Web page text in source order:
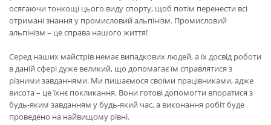
осягаючи тонкощі цього виду спорту, щоб потім перенести всі
отримані знання у промисловий альпінізм. Промисловий
альпінізм – це справа нашого життя!
Серед наших майстрів немає випадкових людей, а їх досвід роботи
в даній сфері дуже великий, що допомагає їм справлятися з
різними завданнями. Ми пишаємося своїми працівниками, адже
висота – це їхнє покликання. Вони готові допомогти впоратися з
будь-яким завданням у будь-який час, а виконання робіт буде
проведено на найвищому рівні.